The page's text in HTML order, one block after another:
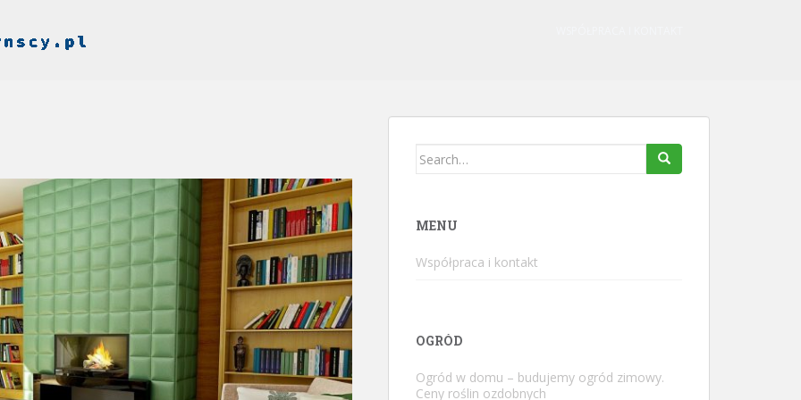
Search
MENU
Współpraca i kontakt
OGRÓD
Ogród w domu – budujemy ogród zimowy.
Ceny roślin ozdobnych